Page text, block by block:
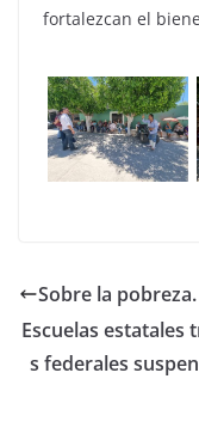
fortalezcan el
Sobre la pobreza.
Escuelas
s federales